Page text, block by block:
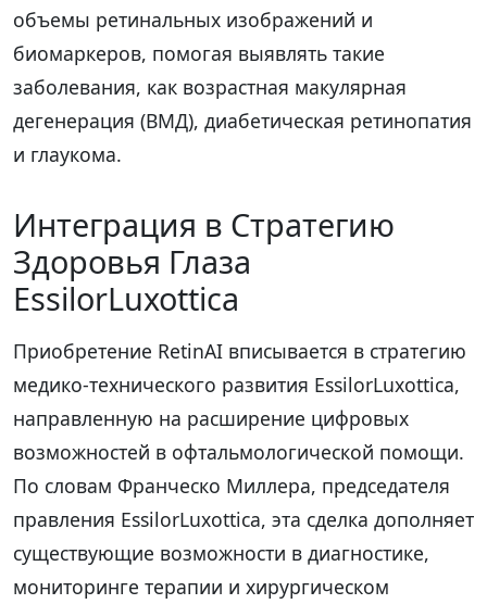
объемы ретинальных изображений и
биомаркеров, помогая выявлять такие
заболевания, как возрастная макулярная
дегенерация (ВМД), диабетическая ретинопатия
и глаукома.
Интеграция в Стратегию
Здоровья Глаза
EssilorLuxottica
Приобретение RetinAI вписывается в стратегию
медико-технического развития EssilorLuxottica,
направленную на расширение цифровых
возможностей в офтальмологической помощи.
По словам Франческо Миллера, председателя
правления EssilorLuxottica, эта сделка дополняет
существующие возможности в диагностике,
мониторинге терапии и хирургическом